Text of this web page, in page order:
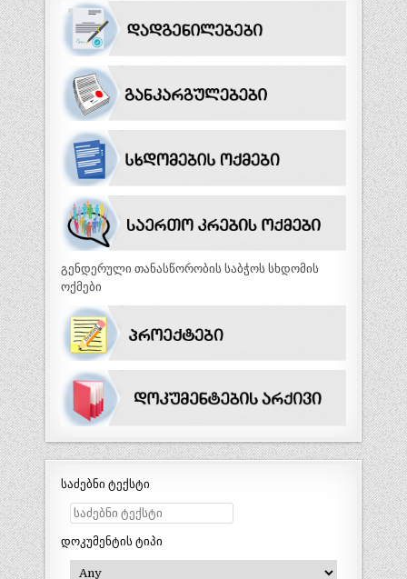
გენდერული თანასწორობის საბჭოს სხდომის
ოქმები
საძებნი ტექსტი
დოკუმენტის ტიპი